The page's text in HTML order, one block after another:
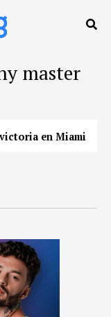
master
en Miami